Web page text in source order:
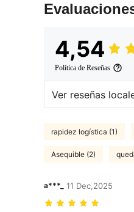
4,54
Política de Reseñas
Ver reseñas
rapidez logística (1)
Asequible (2)
a***_ 11 Dec,2025